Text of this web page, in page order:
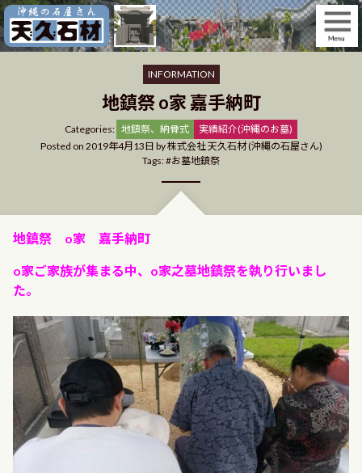
Skip
to
content
INFORMATION
地鎮祭 o家 嘉手納町
Categories: Categories
地鎮祭、納骨式
実績紹介(沖縄のお墓)
Posted on 2019年4月13日 by株式会社 天久石材 (沖縄の石屋さん)
Tags:
お墓地鎮祭
地鎮祭 o家 嘉手納町
o家ご家族が集まる中、o家之墓地鎮祭を執り行いまし
た。